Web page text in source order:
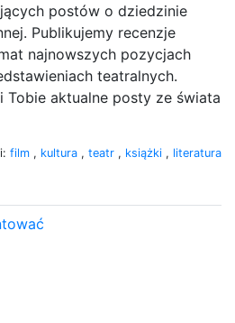
postów o dziedzinie
Publikujemy recenzje
najnowszych pozycjach
teatralnych.
Tobie aktualne posty ze świata
film , kultura , teatr , książki , literatura